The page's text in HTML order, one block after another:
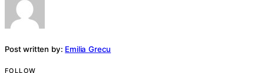
Post written by: Emilia Grecu
FOLLOW